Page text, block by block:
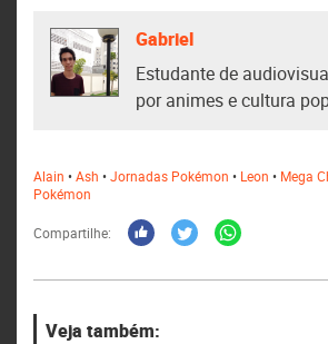
Gabriel
Estudante de
por animes e cultura
Alain •Ash •Jornadas Pokémon • Leon • Mega
Pokémon
Compartilhe:
Veja também: